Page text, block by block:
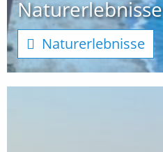
Naturerlebnisse
Naturerlebnisse